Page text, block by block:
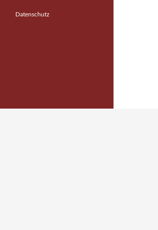
Datenschutz